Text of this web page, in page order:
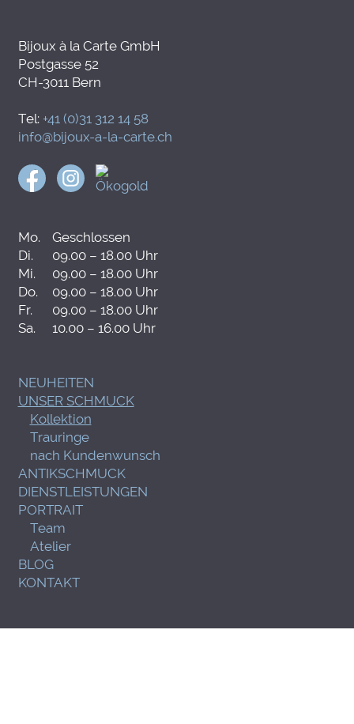
Bijoux à la Carte GmbH
Postgasse 52
CH-3011 Bern
Tel: +41 (0)31 312 14 58
info@bijoux-a-la-carte.ch
Mo.
Geschlossen
Di.
09.00 – 18.00 Uhr
Mi.
09.00 – 18.00 Uhr
Do.
09.00 – 18.00 Uhr
Fr.
09.00 – 18.00 Uhr
Sa.
10.00 – 16.00 Uhr
NEUHEITEN
UNSER SCHMUCK
Kollektion
Trauringe
nach Kundenwunsch
ANTIKSCHMUCK
DIENSTLEISTUNGEN
PORTRAIT
Team
Atelier
BLOG
KONTAKT